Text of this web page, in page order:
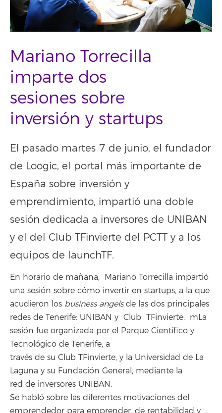
Mariano Torrecilla
imparte dos
sesiones sobre
inversión y startups
El pasado martes 7 de junio, el fundador
de Loogic, el portal más importante de
España sobre inversión y
emprendimiento, impartió una doble
sesión dedicada a inversores de UNIBAN
y el del Club TFinvierte del PCTT y a los
equipos de launchTF.
En horario de mañana, Mariano Torrecilla impartió
una sesión sobre cómo invertir en startups, a la que
acudieron los business angelsde las dos principales
redes de Tenerife: UNIBAN y Club TFinvierte. mLa
sesión fue organizada por el Parque Científico y
Tecnológico de Tenerife, a
través de su Club TFinvierte, y la Universidad de La
Laguna y su Fundación General, mediante la
red de inversores UNIBAN.
Se habló sobre las diferentes motivaciones del